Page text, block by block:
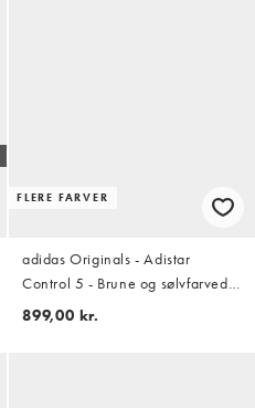
FLERE FARVER
adidas Originals - Adistar
Control 5 - Brune og sølvfarvede
sneakers
899,00 kr.